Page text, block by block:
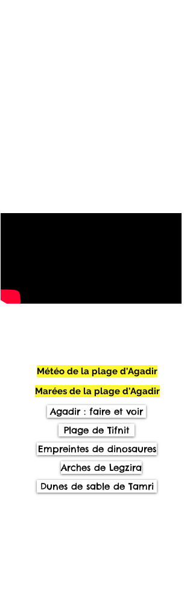
Météo de la plage d'Agadir
Marées de la plage d'Agadir
Agadir : faire et voir
Plage de Tifnit
Empreintes de dinosaures
Arches de Legzira
Dunes de sable de Tamri